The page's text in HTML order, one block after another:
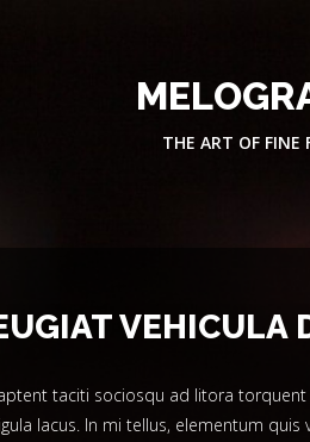
THE ART OF FINE
VEHICULA
aptent taciti sociosqu ad litora
lacus. In mi tellus, elementum